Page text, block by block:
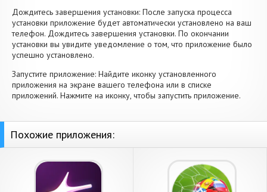
Дождитесь завершения установки: После запуска процесса
установки приложение будет автоматически установлено на ваш
телефон. Дождитесь завершения установки. По окончании
установки вы увидите уведомление о том, что приложение было
успешно установлено.
Запустите приложение: Найдите иконку установленного
приложения на экране вашего телефона или в списке
приложений. Нажмите на иконку, чтобы запустить приложение.
Похожие приложения: